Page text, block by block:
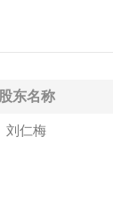
股东名称
刘仁梅